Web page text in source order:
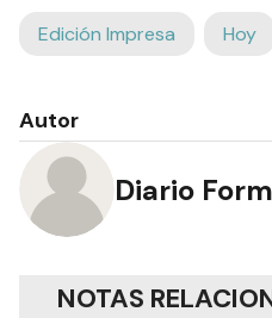
Edición Impresa Hoy
Autor
Diario
NOTAS